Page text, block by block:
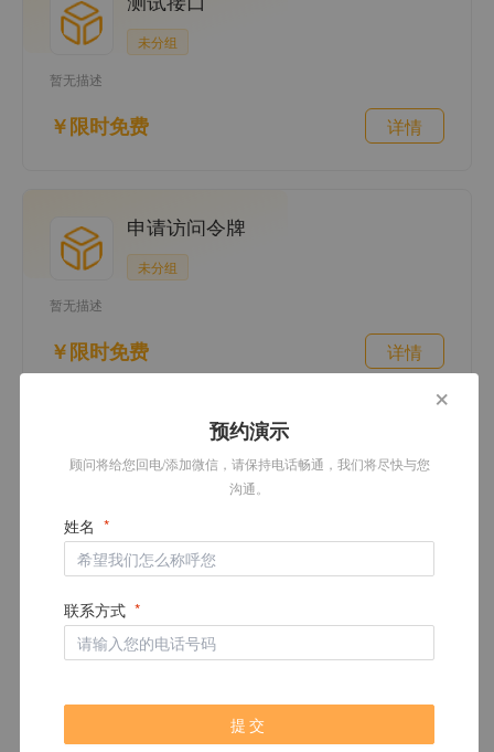
未分组
暂无描述
￥限时免费 详情
申请访问令牌
未分组
暂无描述
￥限时免费 详情
免费试用接口
申请免费试用后可开通的接口
+
预约演示
顾问将给您回电/添加微信，请保持电话畅通，我们将尽快与您
沟通。
姓名
联系方式
提交